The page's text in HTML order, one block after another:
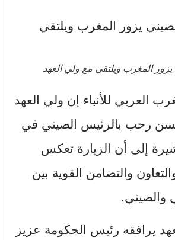
المغرب ويلتقي مع ولي العهد
العربي للأنباء إن ولي العهد
رحب بالرئيس الصيني في
إلى أن الزيارة تعكس
والتضامن القوية بين
والصيني.
يرافقه رئيس الحكومة عزيز